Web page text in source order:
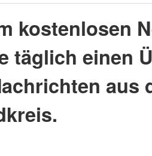
kostenlosen
täglich einen
aus